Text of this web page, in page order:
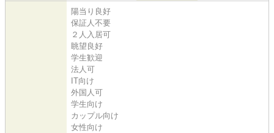
陽当り良好
保証人不要
２人入居可
眺望良好
学生歓迎
法人可
IT向け
外国人可
学生向け
カップル向け
女性向け